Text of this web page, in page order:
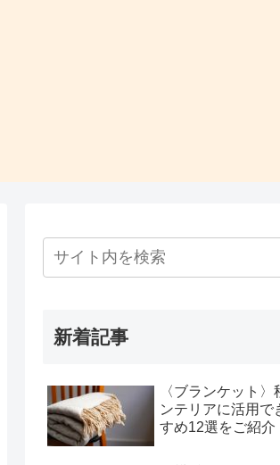
新着記事
〈ブランケット〉
ンテリアに活用で
すめ12選をご紹介